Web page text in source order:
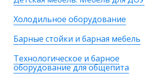
Холодильное оборудование
Барные стойки и барная мебель
Технологическое и барное
оборудование для общепита